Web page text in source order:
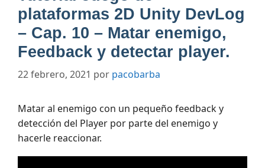
plataformas 2D Unity DevLog
– Cap. 10 – Matar enemigo,
Feedback y detectar player.
22 febrero, 2021 por pacobarba
Matar al enemigo con un pequeño feedback y
detección del Player por parte del enemigo y
hacerle reaccionar.